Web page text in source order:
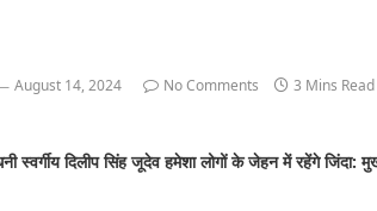
August 14, 2024 No Comments 3 Mins Read
दिलीप सिंह जूदेव हमेशा लोगों के जेहन में रहेंगे जिंदा: